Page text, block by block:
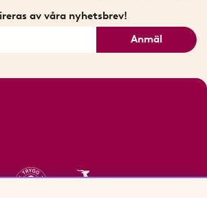
av våra nyhetsbrev!
Anmäl